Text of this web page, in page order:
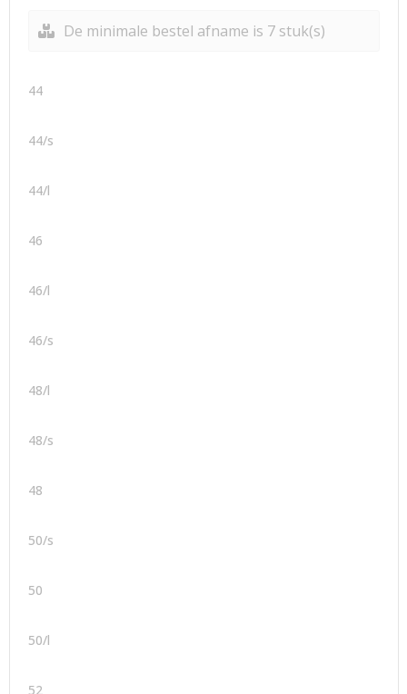
De minimale bestel afname is 7 stuk(s)
44
44/s
44/l
46
46/l
46/s
48/l
48/s
48
50/s
50
50/l
52